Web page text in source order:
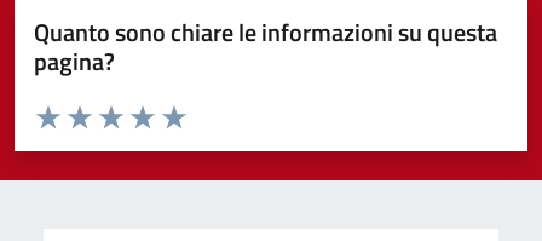
Quanto sono chiare le informazioni su questa
pagina?
Domanda
Valuta da 1 a 5 stelle la pagina
Valuta 5 stelle su 5
Valuta 4 stelle su 5
Valuta 3 stelle su 5
Valuta 2 stelle su 5
Valuta 1 stelle su 5